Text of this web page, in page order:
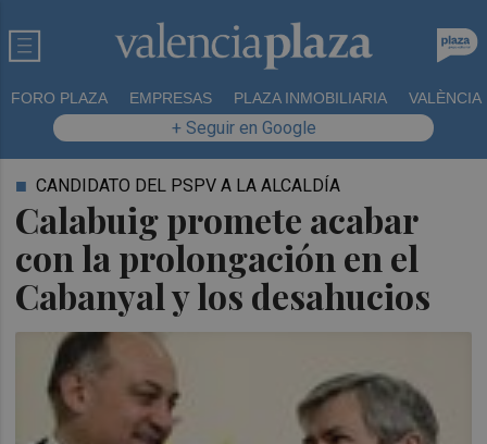
FORO PLAZA EMPRESAS PLAZA INMOBILIARIA VALÈNCIA
+ Seguir en Google
Calabuig promete acabar
con la prolongación en el
Cabanyal y los desahucios
CANDIDATO DEL PSPV A LA ALCALDÍA